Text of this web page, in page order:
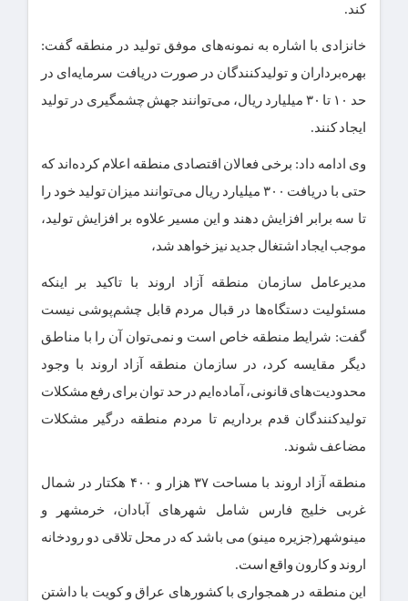
کند.
خانزادی با اشاره به نمونه‌های موفق تولید در منطقه گفت:
بهره‌برداران و تولیدکنندگان در صورت دریافت سرمایه‌ای در
حد ۱۰ تا ۳۰ میلیارد ریال، می‌توانند جهش چشمگیری در تولید
ایجاد کنند.
وی ادامه داد: برخی فعالان اقتصادی منطقه اعلام کرده‌اند که
حتی با دریافت ۳۰۰ میلیارد ریال می‌توانند میزان تولید خود را
تا سه برابر افزایش دهند و این مسیر علاوه بر افزایش تولید،
موجب ایجاد اشتغال جدید نیز خواهد شد،
مدیرعامل سازمان منطقه آزاد اروند با تاکید بر اینکه
مسئولیت دستگاه‌ها در قبال مردم قابل چشم‌پوشی نیست
گفت: شرایط منطقه خاص است و نمی‌توان آن را با مناطق
دیگر مقایسه کرد، در سازمان منطقه آزاد اروند با وجود
محدودیت‌های قانونی، آماده‌ایم در حد توان برای رفع مشکلات
تولیدکنندگان قدم برداریم تا مردم منطقه درگیر مشکلات
مضاعف شوند.
منطقه آزاد اروند با مساحت ۳۷ هزار و ۴۰۰ هکتار در شمال
غربی خلیج فارس شامل شهرهای آبادان، خرمشهر و
مینوشهر(جزیره مینو) می باشد که در محل تلاقی دو رودخانه
اروند و کارون واقع است.
این منطقه در همجواری با کشورهای عراق و کویت با داشتن